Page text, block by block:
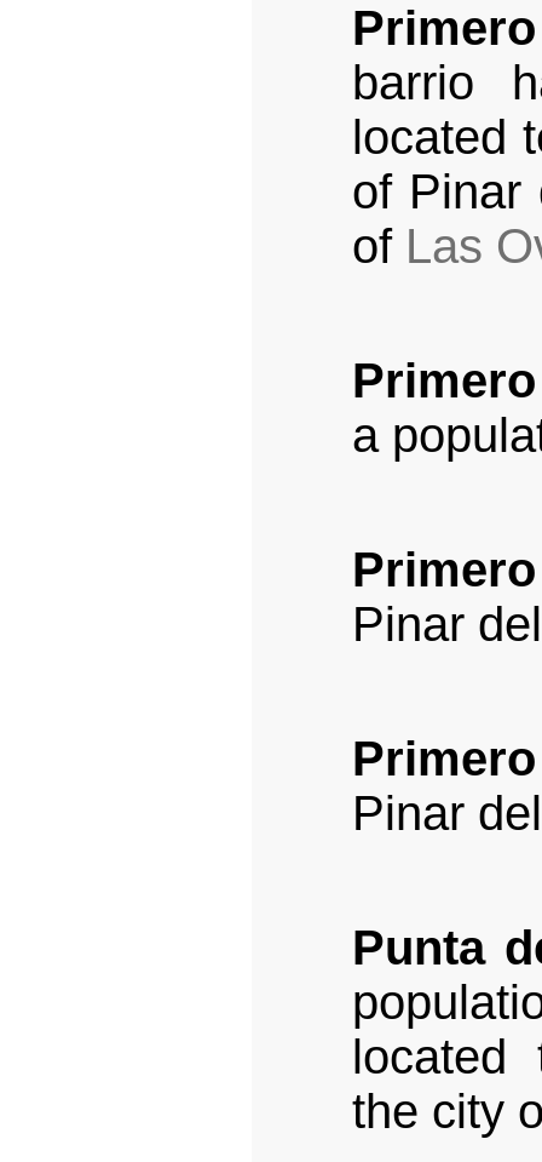
barrio
located
of Pinar
of Las
a
Pinar
Pinar
Punta
located
the city